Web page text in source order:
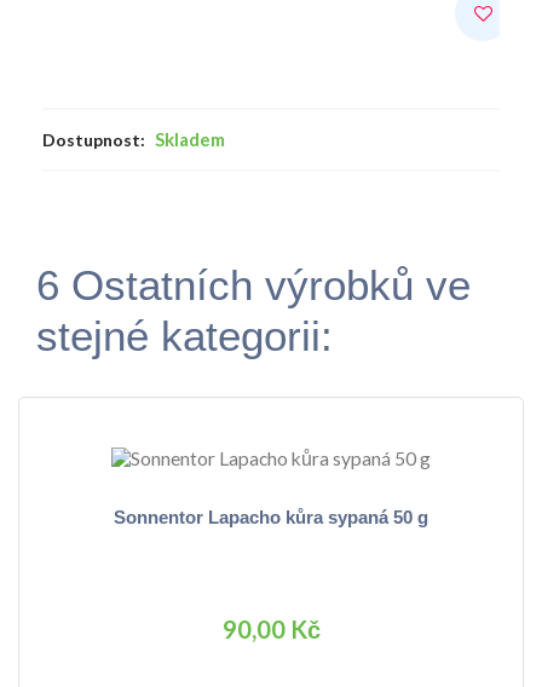
Dostupnost: Skladem
6 Ostatních výrobků ve
stejné kategorii:
Sonnentor Lapacho kůra sypaná 50 g
90,00 Kč